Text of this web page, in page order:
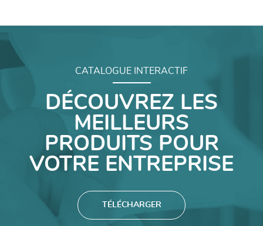
CATALOGUE INTERACTIF
DÉCOUVREZ LES
MEILLEURS
PRODUITS POUR
VOTRE ENTREPRISE
TÉLÉCHARGER